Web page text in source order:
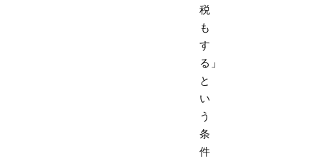
税
も
す
る」
と
い
う
条
件